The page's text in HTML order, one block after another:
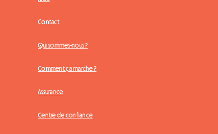
Contact
Qui sommes-nous ?
Comment ça marche ?
Assurance
Centre de confiance